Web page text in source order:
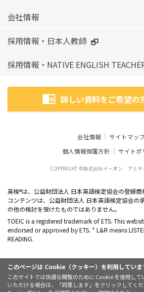
このページは Cookie（クッキー）を利用していま
このサイトでは快適な閲覧のために Cookie を使用し
いただける場合は、「同意します」をクリックしてく
会社情報
採用情報・日本人教師
採用情報・NATIVE ENGLISH
詳しい資料をご希望の
会社情報
サイトマッ
個人情報保護方針
サイトポ
COPYRIGHT ©株式会社イーオン アミテ
英検®は、公益財団法人 日本英語検定協会の登録商
コンテンツは、公益財団法人 日本英語検定協会の
の他の検討を受けたものではありません。
TOEIC is a registered trademark of ETS. This
endorsed or approved by ETS. * L&R means
READING.